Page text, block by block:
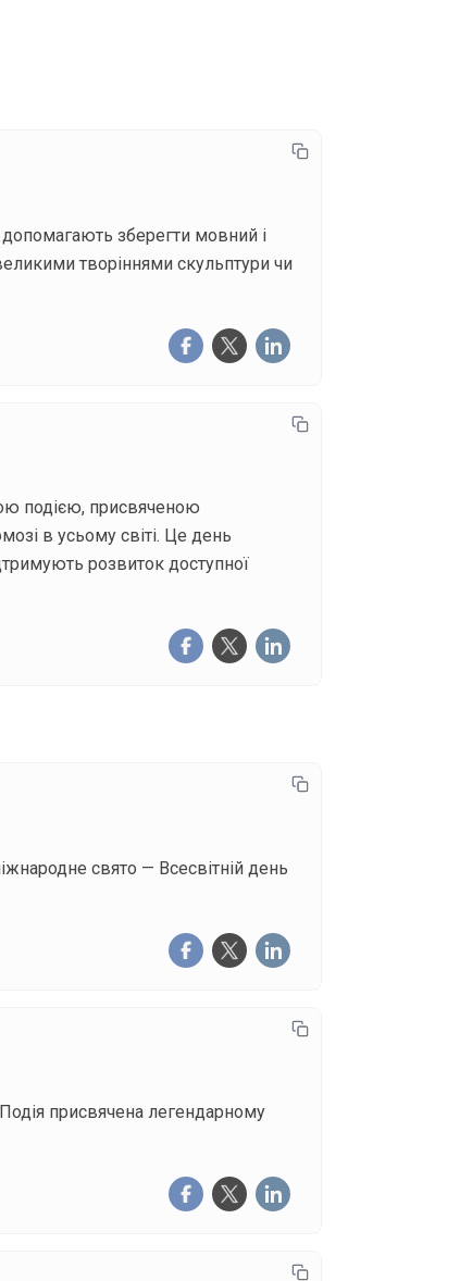
допомагають зберегти мовний і
творіннями скульптури чи
подією, присвяченою
в усьому світі. Це день
розвиток доступної
свято — Всесвітній день
присвячена легендарному